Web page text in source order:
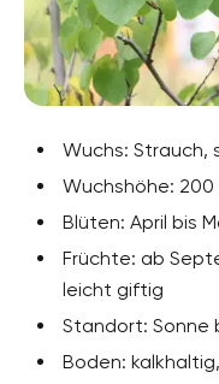
Wuchs: Strauch,
Wuchshöhe: 200
Blüten: April bis
Früchte: ab
leicht giftig
Standort: Sonne
Boden: